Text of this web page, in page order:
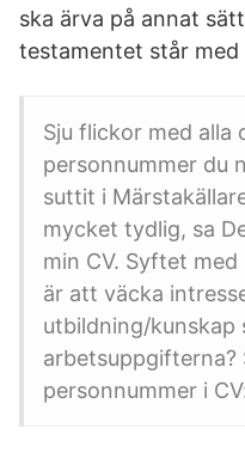
ska ärva på annat
testamentet står
Sju flickor med alla
personnummer du
suttit i
mycket tydlig, sa
min CV. Syftet
är att väcka
utbildning/kunskap
arbetsuppgifterna?
personnummer i